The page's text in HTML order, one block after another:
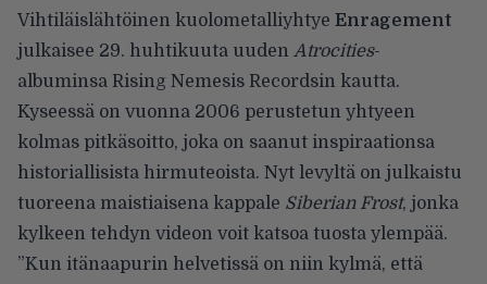
Vihtiläislähtöinen kuolometalliyhtye Enragement
julkaisee 29. huhtikuuta uuden Atrocities-
albuminsa Rising Nemesis Recordsin kautta.
Kyseessä on vuonna 2006 perustetun yhtyeen
kolmas pitkäsoitto, joka on saanut inspiraationsa
historiallisista hirmuteoista. Nyt levyltä on julkaistu
tuoreena maistiaisena kappale Siberian Frost, jonka
kylkeen tehdyn videon voit katsoa tuosta ylempää.
”Kun itänaapurin helvetissä on niin kylmä, että